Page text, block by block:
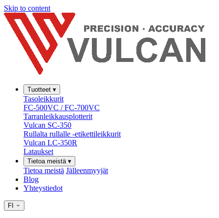
Skip to content
Tuotteet ▾
Tasoleikkurit
FC-500VC / FC-700VC
Tarranleikkausplotterit
Vulcan SC-350
Rullalta rullalle -etikettileikkurit
Vulcan LC-350R
Lataukset
Tietoa meistä ▾
Tietoa meistä Jälleenmyyjät
Blog
Yhteystiedot
FI